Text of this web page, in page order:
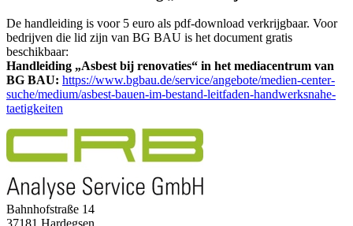
De handleiding is voor 5 euro als pdf-download verkrijgbaar. Voor
bedrijven die lid zijn van BG BAU is het document gratis
beschikbaar:
Handleiding „Asbest bij renovaties“ in het mediacentrum van
BG BAU: https://www.bgbau.de/service/angebote/medien-center-
suche/medium/asbest-bauen-im-bestand-leitfaden-handwerksnahe-
taetigkeiten
Bahnhofstraße 14